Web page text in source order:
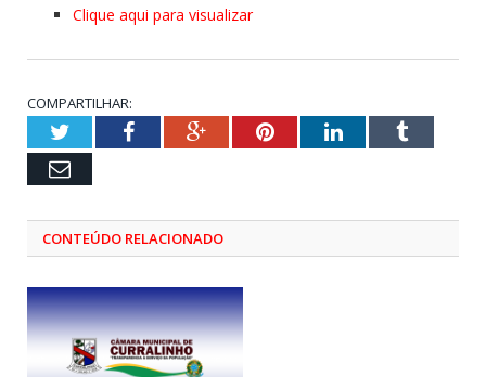
Clique aqui para visualizar
COMPARTILHAR:
TwitterFacebookGoogle+PinterestLinkedInTumblr
Email
CONTEÚDO RELACIONADO